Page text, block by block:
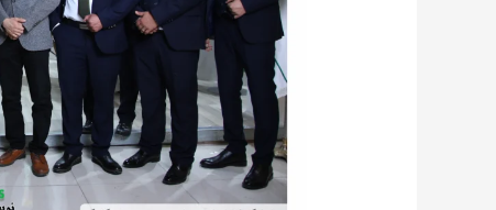
نمایشگاه
کشاورزی
بوستان
گفتگو
تهران
1400